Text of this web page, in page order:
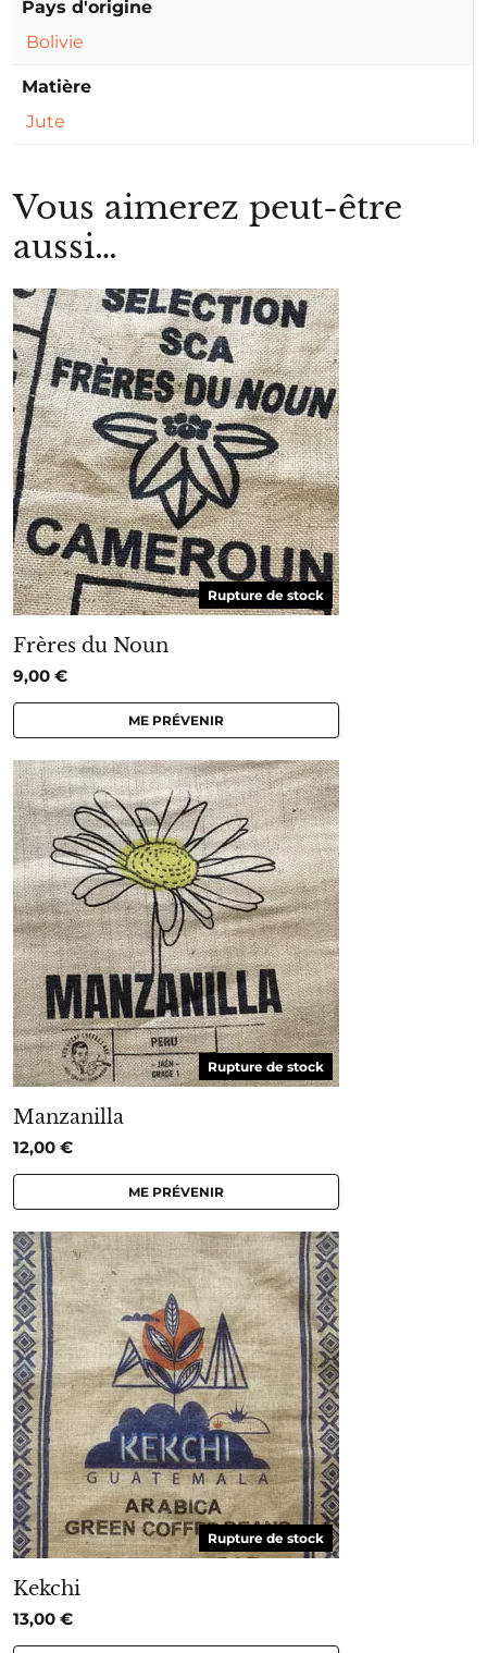
Pays d'origine
Bolivie
Matière
Jute
Vous aimerez peut-être
aussi…
Rupture de stock
Frères du Noun
9,00 €
ME PRÉVENIR
Rupture de stock
Manzanilla
12,00 €
ME PRÉVENIR
Rupture de stock
Kekchi
13,00 €